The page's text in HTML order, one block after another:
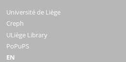
Université de Liège
Creph
ULiège Library
PoPuPS
EN